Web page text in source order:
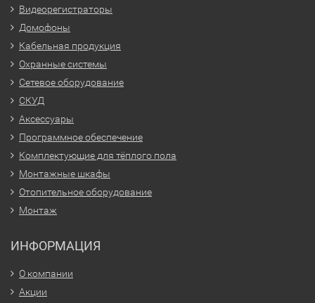
Видеорегистраторы
Домофоны
Кабельная продукция
Охранные системы
Сетевое оборудование
СКУД
Аксессуары
Программное обеспечение
Комплектующие для тёплого пола
Монтажные шкафы
Отопительное оборудование
Монтаж
ИНФОРМАЦИЯ
О компании
Акции